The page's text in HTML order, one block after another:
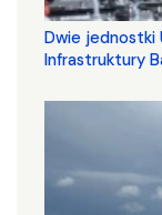
Dwie jednostki
Infrastruktury